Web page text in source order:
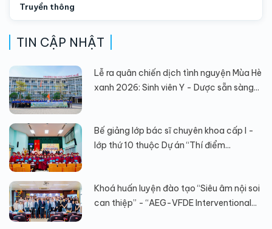
Truyền thông
TIN CẬP NHẬT
Lễ ra quân chiến dịch tình nguyện Mùa Hè
xanh 2026: Sinh viên Y - Dược sẵn sàng...
Bế giảng lớp bác sĩ chuyên khoa cấp I -
lớp thứ 10 thuộc Dự án “Thí điểm...
Khoá huấn luyện đào tạo “Siêu âm nội soi
can thiệp” - “AEG-VFDE Interventional...